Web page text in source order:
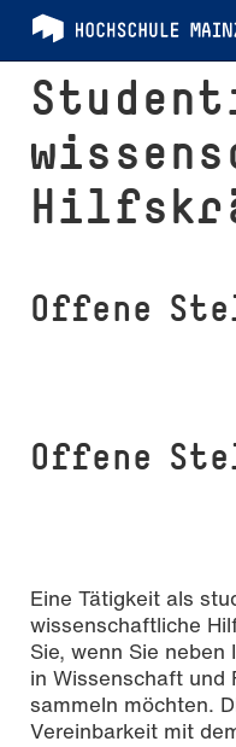
Offene
Offene
Eine Tätigkeit als
wissenschaftliche
Sie, wenn Sie
in Wissenschaft und
sammeln möchten.
Vereinbarkeit mit